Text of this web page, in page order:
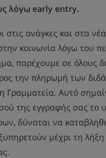
λόγω early entry.
στις ανάγκες και στα
κοινωνία λόγω του
παρέχουμε σε όλους
την πληρωμή των
Γραμματεία. Αυτό
της εγγραφής σας το
δύναται να
μέχρι τη